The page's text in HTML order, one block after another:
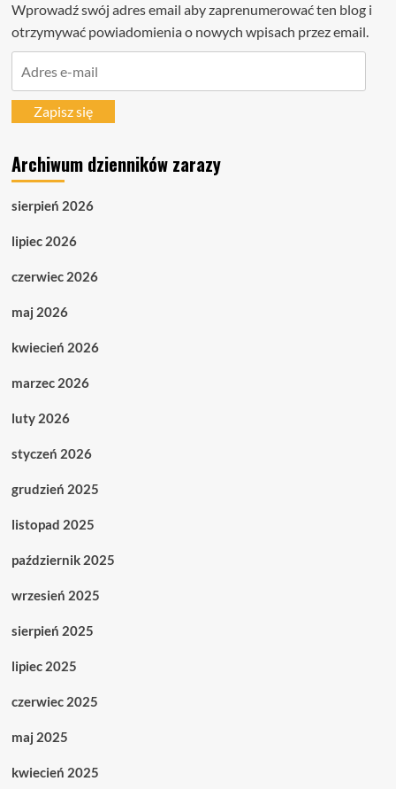
Wprowadź swój adres email aby zaprenumerować ten blog i
otrzymywać powiadomienia o nowych wpisach przez email.
mailZapisz się
Archiwum dzienników zarazy
sierpień 2026
lipiec 2026
czerwiec 2026
maj 2026
kwiecień 2026
marzec 2026
luty 2026
styczeń 2026
grudzień 2025
listopad 2025
październik 2025
wrzesień 2025
sierpień 2025
lipiec 2025
czerwiec 2025
maj 2025
kwiecień 2025